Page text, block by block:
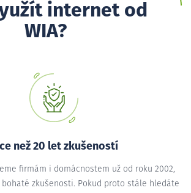
internet od
WIA?
než 20 let zkušeností
firmám i domácnostem už od roku 2002,
bohaté zkušenosti. Pokud proto stále hledáte